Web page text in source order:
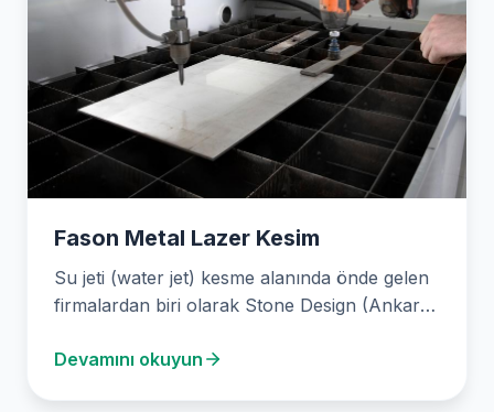
Fason Metal Lazer Kesim
Su jeti (water jet) kesme alanında önde gelen
firmalardan biri olarak Stone Design (Ankara
Devamını okuyun